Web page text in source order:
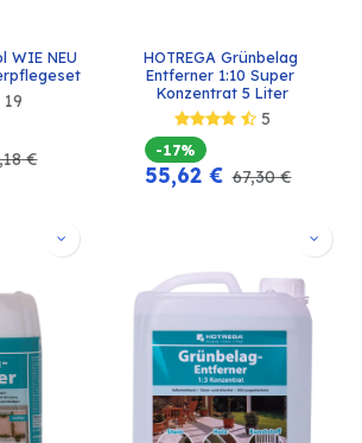
WIE NEU
19
€
HOTREGA Grünbelag
Entferner 1:10 Super
Konzentrat 5 Liter
5
-17%
55,62€ 67,30€